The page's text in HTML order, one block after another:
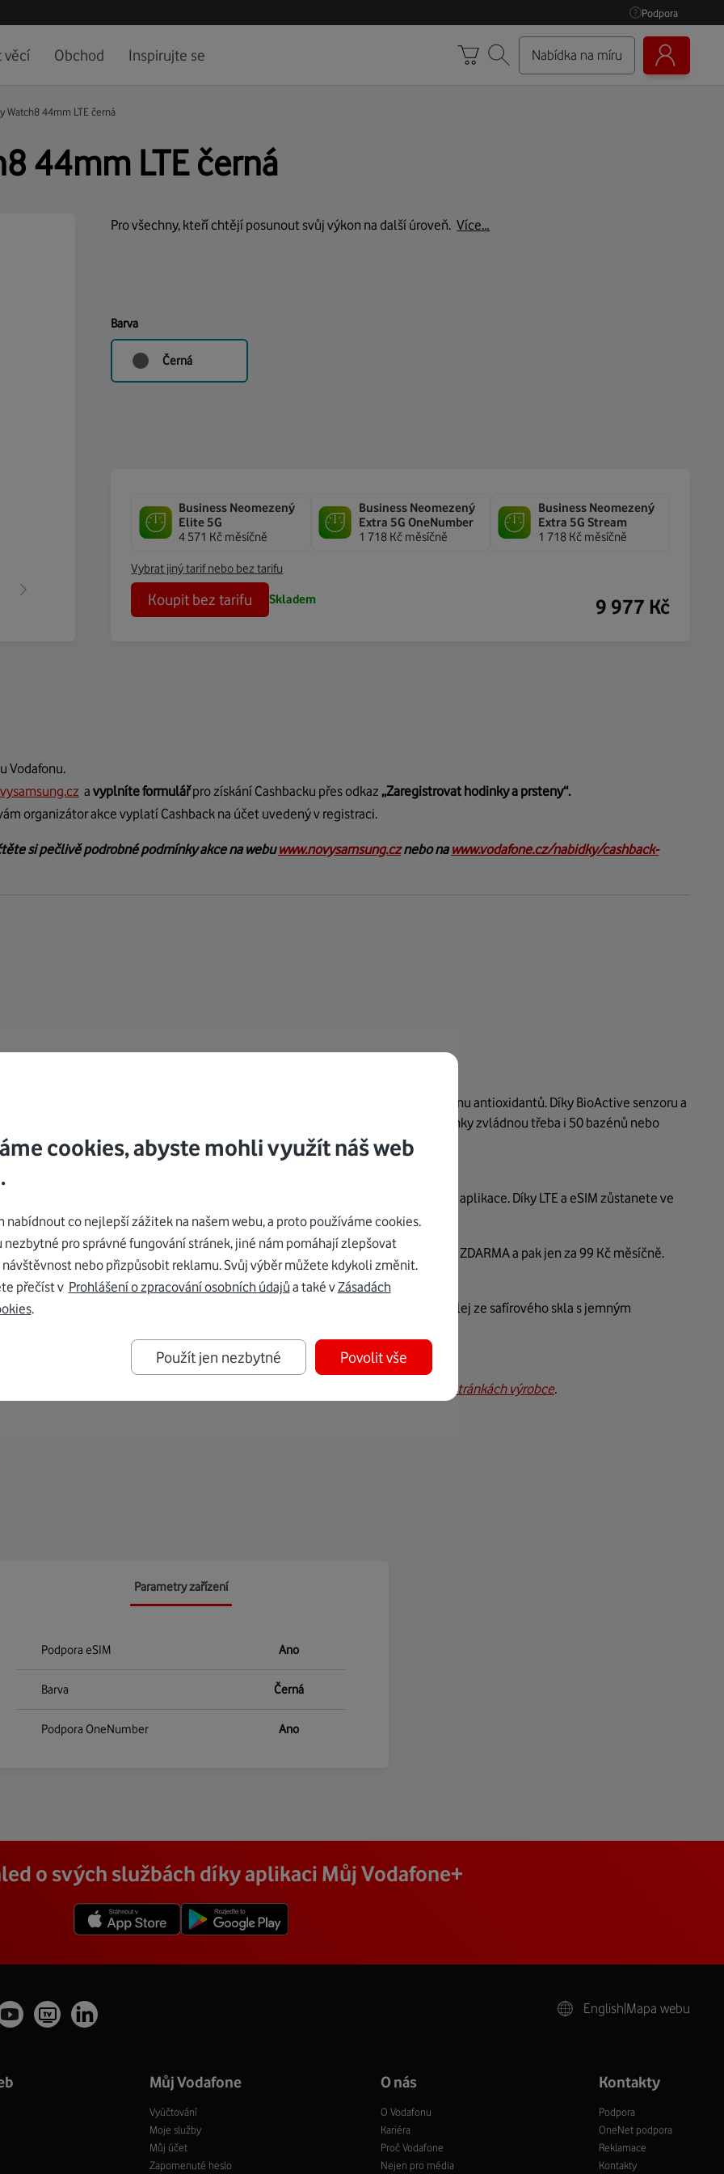
Podpora
věcí Obchod Inspirujte se Nabídka na míru
Watch8 44mm LTE černá
44mm LTE černá
Pro všechny, kteří chtějí posunout svůj výkon na další úroveň. Více…
Barva
Černá
Business Neomezený
Elite 5G
4 571 Kč měsíčně
Business Neomezený
Extra 5G OneNumber
1 718 Kč měsíčně
Business Neomezený
Extra 5G Stream
1 718 Kč měsíčně
Vybrat jiný tarif nebo bez tarifu
Koupit bez tarifu Skladem 9 977 Kč
Vodafonu.
a vyplníte formulářpro získání Cashbacku přes odkaz „Zaregistrovat hodinky a prsteny“.
organizátor akce vyplatí Cashback na účet uvedený v registraci.
si pečlivě podrobné podmínky akce na webuwww.novysamsung.cznebo na www.vodafone.cz/nabidky/cashback-
zůstat ve formě – sledují tep, EKG, tlak, okysličení krve, cévní zátěž a hladinu antioxidantů. Díky BioActive senzoru a
naplánují vám trénink na míru a dodají motivaci. Vedle běhu s vámi hodinky zvládnou třeba i 50 bazénů nebo
zaručuje vysokou odolnost vůči vodě, prachu i nárazům.
a 2 GB RAM. Z interní paměti 32 GB můžete využít okolo 21 GB na svá data a aplikace. Díky LTE a eSIM zůstanete ve
nabíjení vás nenechá dlouho čekat.
hovory i bez mobilu. Službu od nás máte ke svému tarifu na první 3 měsíce ZDARMA a pak jen za 99 Kč měsíčně.
vás omrzí vzhled, stačí vyměnit řemínek a přenastavit design ciferníku. Displej ze safírového skla s jemným
slunci.
službách a délce poskytování softwarových aktualizací naleznete na stránkách výrobce.
Parametry zařízení
Podpora eSIM Ano
Barva Černá
Podpora OneNumber Ano
o svých službách díky aplikaci Můj Vodafone+
English Mapa webu
Můj Vodafone
Vyúčtování
Moje služby
Můj účet
Zapomenuté heslo
O nás
O Vodafonu
Kariéra
Proč Vodafone
Nejen pro média
Kontakty
Podpora
OneNet podpora
Reklamace
Kontakty
cookies, abyste mohli využít náš web
nabídnout co nejlepší zážitek na našem webu, a proto používáme cookies.
nezbytné pro správné fungování stránek, jiné nám pomáhají zlepšovat
nebo přizpůsobit reklamu. Svůj výběr můžete kdykoli změnit.
přečíst v Prohlášení o zpracování osobních údajů a také vZásadách
.
Použít jen nezbytné Povolit vše